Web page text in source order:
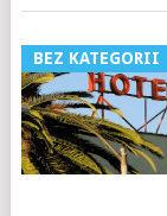
BEZ KATEGORII